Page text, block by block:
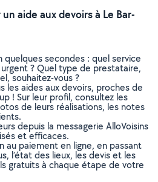
aide aux devoirs à Le Bar-
quelques secondes : quel service
? Quel type de prestataire,
souhaitez-vous ?
les aides aux devoirs, proches de
! Sur leur profil, consultez les
de leurs réalisations, les notes
depuis la messagerie AlloVoisins
et efficaces.
paiement en ligne, en passant
l’état des lieux, les devis et les
gratuits à chaque étape de votre